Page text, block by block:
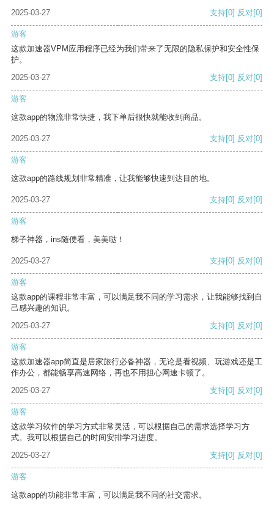
2025-03-27 支持[0] 反对[0]
游客
这款加速器VPM应用程序已经为我们带来了无限的隐私保护和安全性保
护。
2025-03-27
支持[0] 反对[0]
游客
这款app的物流非常快捷，我下单后很快就能收到商品。
2025-03-27 支持[0] 反对[0]
游客
这款app的路线规划非常精准，让我能够快速到达目的地。
2025-03-27 支持[0] 反对[0]
游客
梯子神器，ins随便看，美美哒！
2025-03-27 支持[0] 反对[0]
游客
这款app的课程非常丰富，可以满足我不同的学习需求，让我能够找到自
己感兴趣的知识。
2025-03-27
支持[0] 反对[0]
游客
这款加速器app简直是居家旅行必备神器，无论是看视频、玩游戏还是工
作办公，都能畅享高速网络，再也不用担心网速卡顿了。
2025-03-27
支持[0] 反对[0]
游客
这款学习软件的学习方式非常灵活，可以根据自己的需求选择学习方
式。我可以根据自己的时间安排学习进度。
2025-03-27
支持[0] 反对[0]
游客
这款app的功能非常丰富，可以满足我不同的社交需求。